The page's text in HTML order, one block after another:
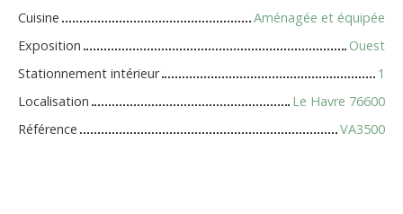
Cuisine
Aménagée et équipée
Exposition
Ouest
Stationnement intérieur
1
Localisation
Le Havre 76600
Référence
VA3500